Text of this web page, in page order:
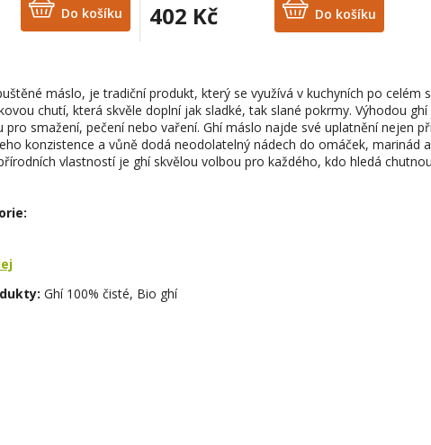
Do košíku 402 Kč Do košíku
l
á
d
a
c
máslo, je tradiční produkt, který se využívá v kuchyních po celém
chutí, která skvěle doplní jak sladké, tak slané pokrmy. Výhodou
pro smažení, pečení nebo vaření. Ghí máslo najde své uplatnění nejen
konzistence a vůně dodá neodolatelný nádech do omáček, marinád
vlastností je ghí skvělou volbou pro každého, kdo hledá
Ghí 100% čisté, Bio ghí